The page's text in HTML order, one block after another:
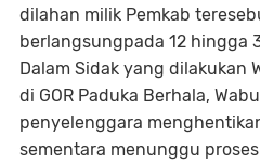
dilahan milik Pemkab
berlangsungpada 12 hingga
Dalam Sidak yang dilakukan
di GOR Paduka Berhala,
penyelenggara
sementara menunggu